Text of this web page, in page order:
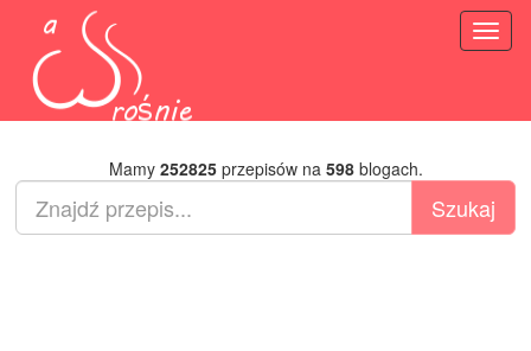
Mamy 252825przepisów na 598blogach.